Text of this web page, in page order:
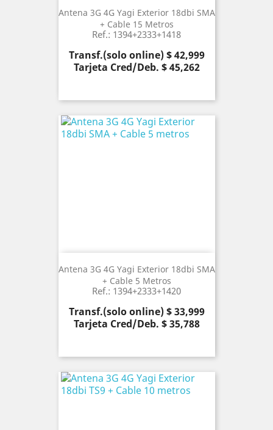
Antena 3G 4G Yagi Exterior 18dbi SMA
+ Cable 15 Metros
Ref.: 1394+2333+1418
Precio
Transf.(solo online) $ 42,999
Tarjeta Cred/Deb. $ 45,262
Antena 3G 4G Yagi Exterior 18dbi SMA
+ Cable 5 Metros
Ref.: 1394+2333+1420
Precio
Transf.(solo online) $ 33,999
Tarjeta Cred/Deb. $ 35,788